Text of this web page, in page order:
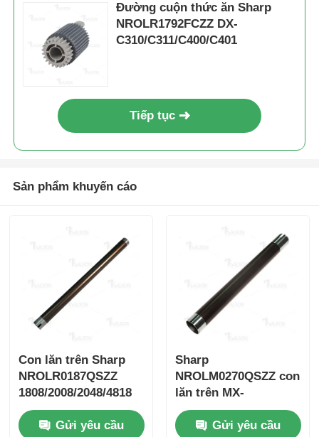
Về chúng tôi
Liên hệ chúng tôi
Tất cả các trường hợp
Chip Toner HP
Xerox Toner Chip
Chip mực Lexmark
Chi-p Toner Kyocera
Đường cuộn thức ăn Sharp
NROLR1792FCZZ DX-
C310/C311/C400/C401
Tiếp tục
Sản phẩm khuyến cáo
Con lăn trên Sharp
NROLR0187QSZZ
1808/2008/2048/4818
Gửi yêu cầu
Sharp
NROLM0270QSZZ con
lăn trên MX-
B350P/MX-
B350W/MX-B355W
Gửi yêu cầu